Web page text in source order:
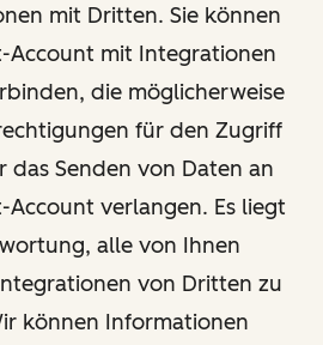
mit Dritten. Sie können
Account mit Integrationen
die möglicherweise
für den Zugriff
das Senden von Daten an
Account verlangen. Es liegt
alle von Ihnen
von Dritten zu
können Informationen